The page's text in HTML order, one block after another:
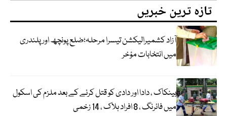
تازہ ترین خبریں
آزاد کشمیرالیکشن تیسرا مرحلہ؛ضلع پونچھ اور پلندری
میں انتخابات مؤخر
بینکاک ، دادا اور دادی کو قتل کرنے کے بعد ملزم کی اسکول
میں فائرنگ ، 8 افراد ہلاک ، 14 زخمی